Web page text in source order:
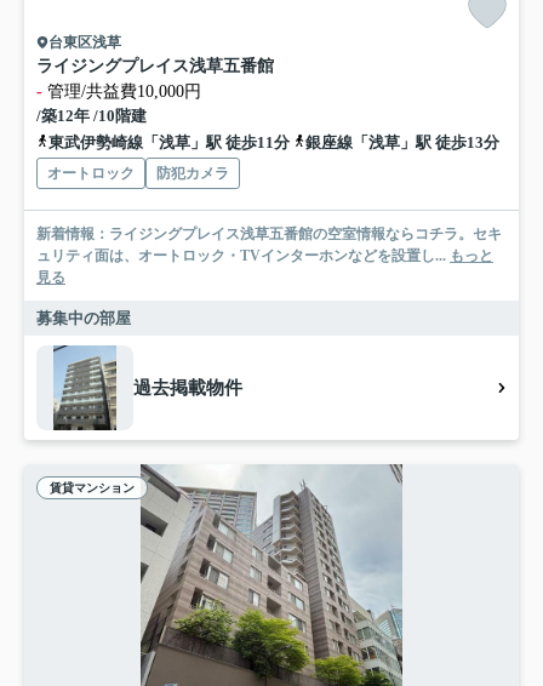
台東区浅草
ライジングプレイス浅草五番館
- 管理/共益費10,000円
/築12年 /10階建
東武伊勢崎線「浅草」駅 徒歩11分
銀座線「浅草」駅 徒歩13分
オートロック 防犯カメラ
新着情報：ライジングプレイス浅草五番館の空室情報ならコチラ。セキ
ュリティ面は、オートロック・TVインターホンなどを設置し... もっと
見る
募集中の部屋
過去掲載物件
賃貸マンション